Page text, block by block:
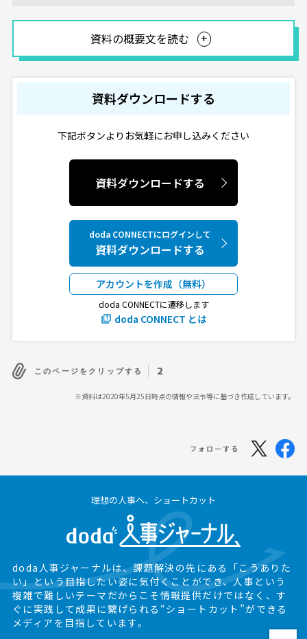
資料の概要文を読む
資料ダウンロードする
下記ボタンよりお気軽にお申し込みください
資料ダウンロードする
doda CONNECTにログインして
資料ダウンロードする
アカウントを作成（無料）
doda CONNECTに遷移します
doda CONNECT とは
このページをクリップする 2
※資料は2020年5月25日時点の情報や法令等に基づき作成しています。
フォローする
理想の人事へ、ショートカット
doda人事ジャーナルは、課題解決の先にある
「こうありた
い」という目指したい姿に気付くことができ、人事という
複雑で難しいテーマだからこそ情報提供だけではなく、 す
ぐに実践して成果に繋げられる“ショートカット”ができる
メディアを目指しています。